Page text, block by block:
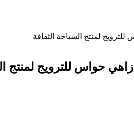
للترويج لمنتج السياحة الثقافة
زاهي حواس للترويج لمنتج